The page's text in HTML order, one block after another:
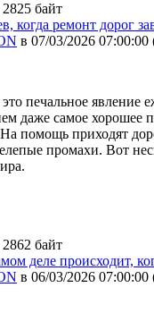
2825 байт
когда ремонт дорог
в 07/03/2026 07:00:00
печальное явление
даже самое хорошее
помощь приходят
промахи. Вот
2862 байт
деле происходит,
в 06/03/2026 07:00:00